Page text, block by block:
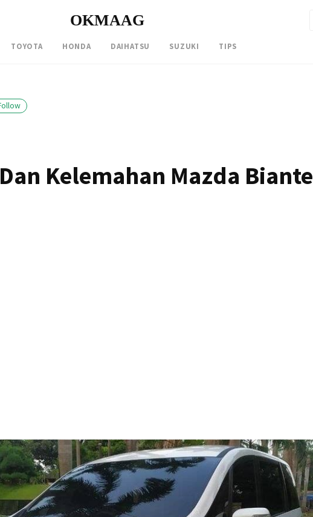
OKMAAG
TOYOTA HONDA DAIHATSU SUZUKI TIPS
Kelemahan Mazda Biante